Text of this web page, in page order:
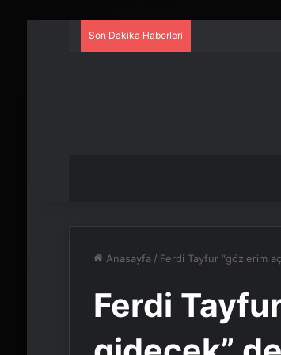
Son Dakika Haberleri
Anasayfa / Ferdi Tayfur “gözlerim
Ferdi